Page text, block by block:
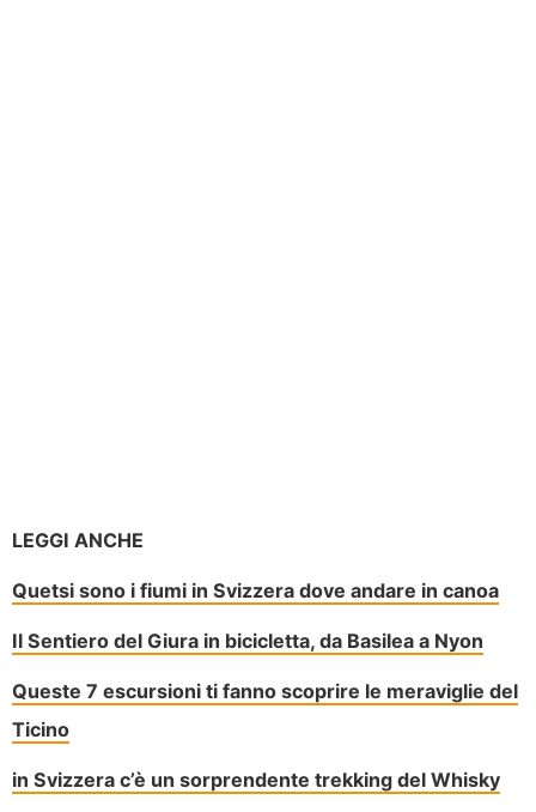
LEGGI ANCHE
Quetsi sono i fiumi in Svizzera dove andare in canoa
Il Sentiero del Giura in bicicletta, da Basilea a Nyon
Queste 7 escursioni ti fanno scoprire le meraviglie del
Ticino
in Svizzera c’è un sorprendente trekking del Whisky